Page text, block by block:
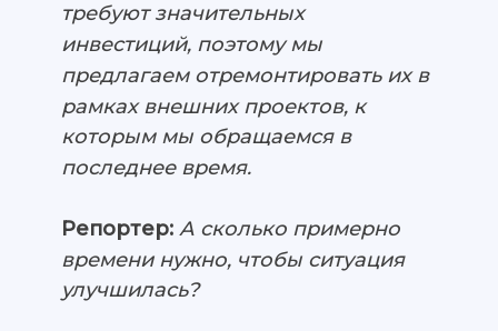
требуют значительных
инвестиций, поэтому мы
предлагаем отремонтировать их в
рамках внешних проектов, к
которым мы обращаемся в
последнее время.
Репортер: А сколько примерно
времени нужно, чтобы ситуация
улучшилась?